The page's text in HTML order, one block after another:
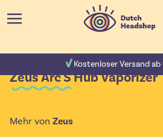
Kostenloser Versand ab
Zeus Arc S Hub Vaporizer
Mehr von Zeus